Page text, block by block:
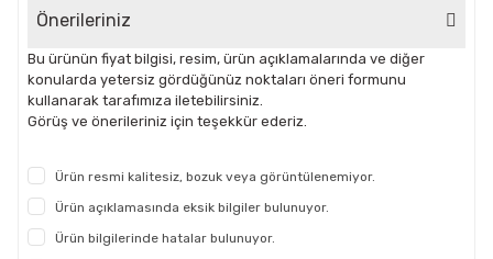
Önerileriniz
Bu ürünün fiyat bilgisi, resim, ürün açıklamalarında ve diğer
konularda yetersiz gördüğünüz noktaları öneri formunu
kullanarak tarafımıza iletebilirsiniz.
Görüş ve önerileriniz için teşekkür ederiz.
Ürün resmi kalitesiz, bozuk veya görüntülenemiyor.
Ürün açıklamasında eksik bilgiler bulunuyor.
Ürün bilgilerinde hatalar bulunuyor.